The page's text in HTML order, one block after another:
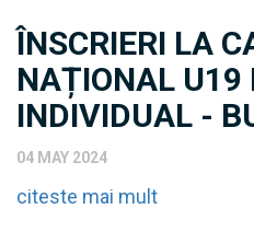
ÎNSCRIERI LA
NAȚIONAL U19
INDIVIDUAL -
04 MAY 2024
citeste mai mult